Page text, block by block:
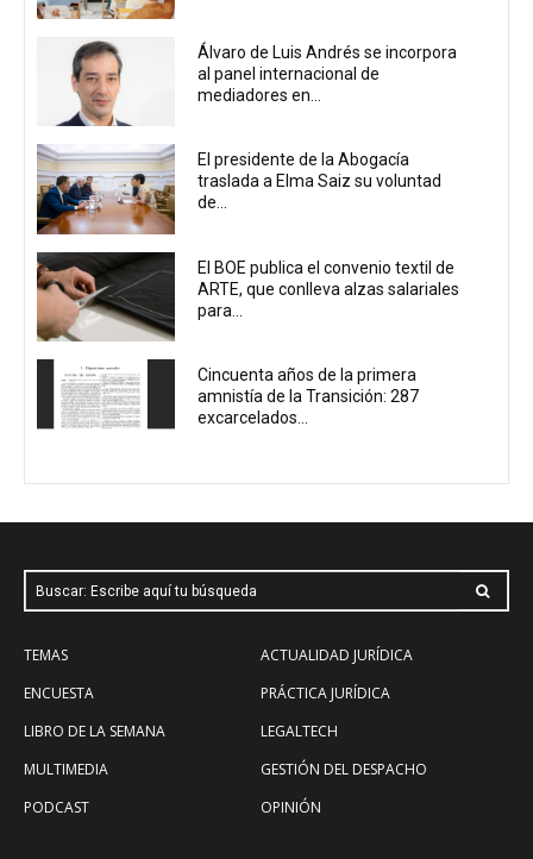
Álvaro de Luis Andrés se incorpora
al panel internacional de
mediadores en...
El presidente de la Abogacía
traslada a Elma Saiz su voluntad
de...
El BOE publica el convenio textil de
ARTE, que conlleva alzas salariales
para...
Cincuenta años de la primera
amnistía de la Transición: 287
excarcelados...
Buscar: Escribe aquí tu búsqueda
TEMAS
ENCUESTA
LIBRO DE LA SEMANA
MULTIMEDIA
PODCAST
ACTUALIDAD JURÍDICA
PRÁCTICA JURÍDICA
LEGALTECH
GESTIÓN DEL DESPACHO
OPINIÓN